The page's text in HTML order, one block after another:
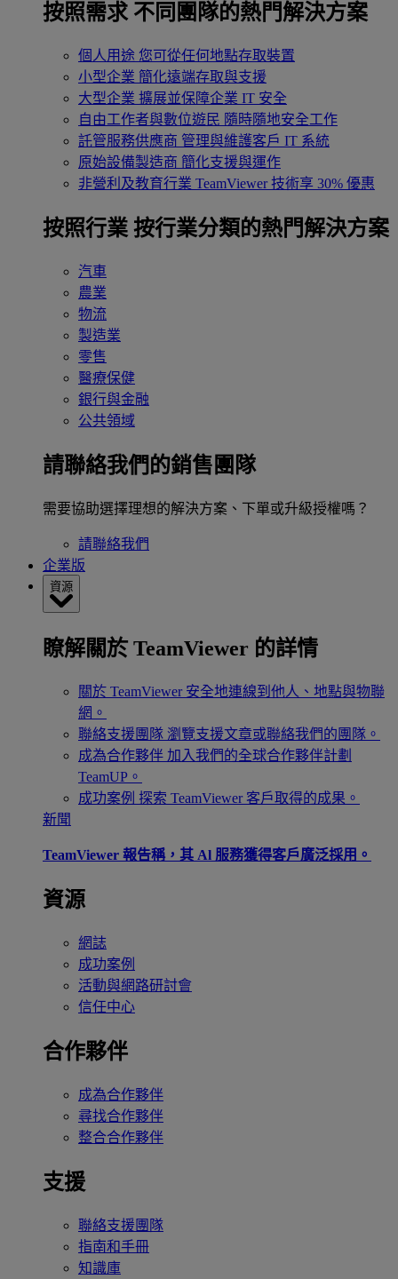
按照需求 不同團隊的熱門解決方案
個人用途 您可從任何地點存取裝置
小型企業 簡化遠端存取與支援
大型企業 擴展並保障企業 IT 安全
自由工作者與數位遊民 隨時隨地安全工作
託管服務供應商 管理與維護客戶 IT 系統
原始設備製造商 簡化支援與運作
非營利及教育行業 TeamViewer 技術享 30% 優惠
按照行業 按行業分類的熱門解決方案
汽車
農業
物流
製造業
零售
醫療保健
銀行與金融
公共領域
請聯絡我們的銷售團隊
需要協助選擇理想的解決方案、下單或升級授權嗎？
請聯絡我們
企業版
資源
瞭解關於 TeamViewer 的詳情
關於 TeamViewer 安全地連線到他人、地點與物聯
網。
聯絡支援團隊 瀏覽支援文章或聯絡我們的團隊。
成為合作夥伴 加入我們的全球合作夥伴計劃
TeamUP。
成功案例 探索 TeamViewer 客戶取得的成果。
新聞
TeamViewer 報告稱，其 Al 服務獲得客戶廣泛採用。
資源
網誌
成功案例
活動與網路研討會
信任中心
合作夥伴
成為合作夥伴
尋找合作夥伴
整合合作夥伴
支援
聯絡支援團隊
指南和手冊
知識庫